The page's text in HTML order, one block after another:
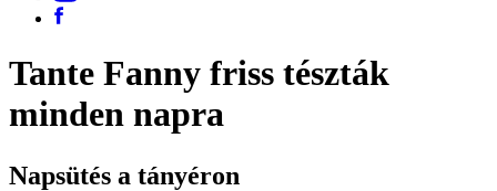
Tante Fanny friss tészták
minden napra
Napsütés a tányéron